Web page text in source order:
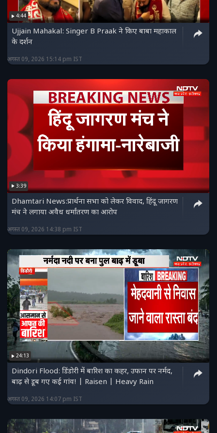
4:44
Ujjain Mahakal: Singer B Praak ने किए बाबा महाकाल
के दर्शन
अगस्त 09, 2026 15:14 pm IST
3:39
Dhamtari News:प्रार्थना सभा को लेकर विवाद, हिंदू जागरण
मंच ने लगाया अवैध धर्मांतरण का आरोप
अगस्त 09, 2026 14:38 pm IST
24:13
Dindori Flood: डिंडोरी में बारिश का कहर, उफान पर नर्मद,
बाढ़ से डूब गए कई गांव! | Raisen | Heavy Rain
अगस्त 09, 2026 14:07 pm IST